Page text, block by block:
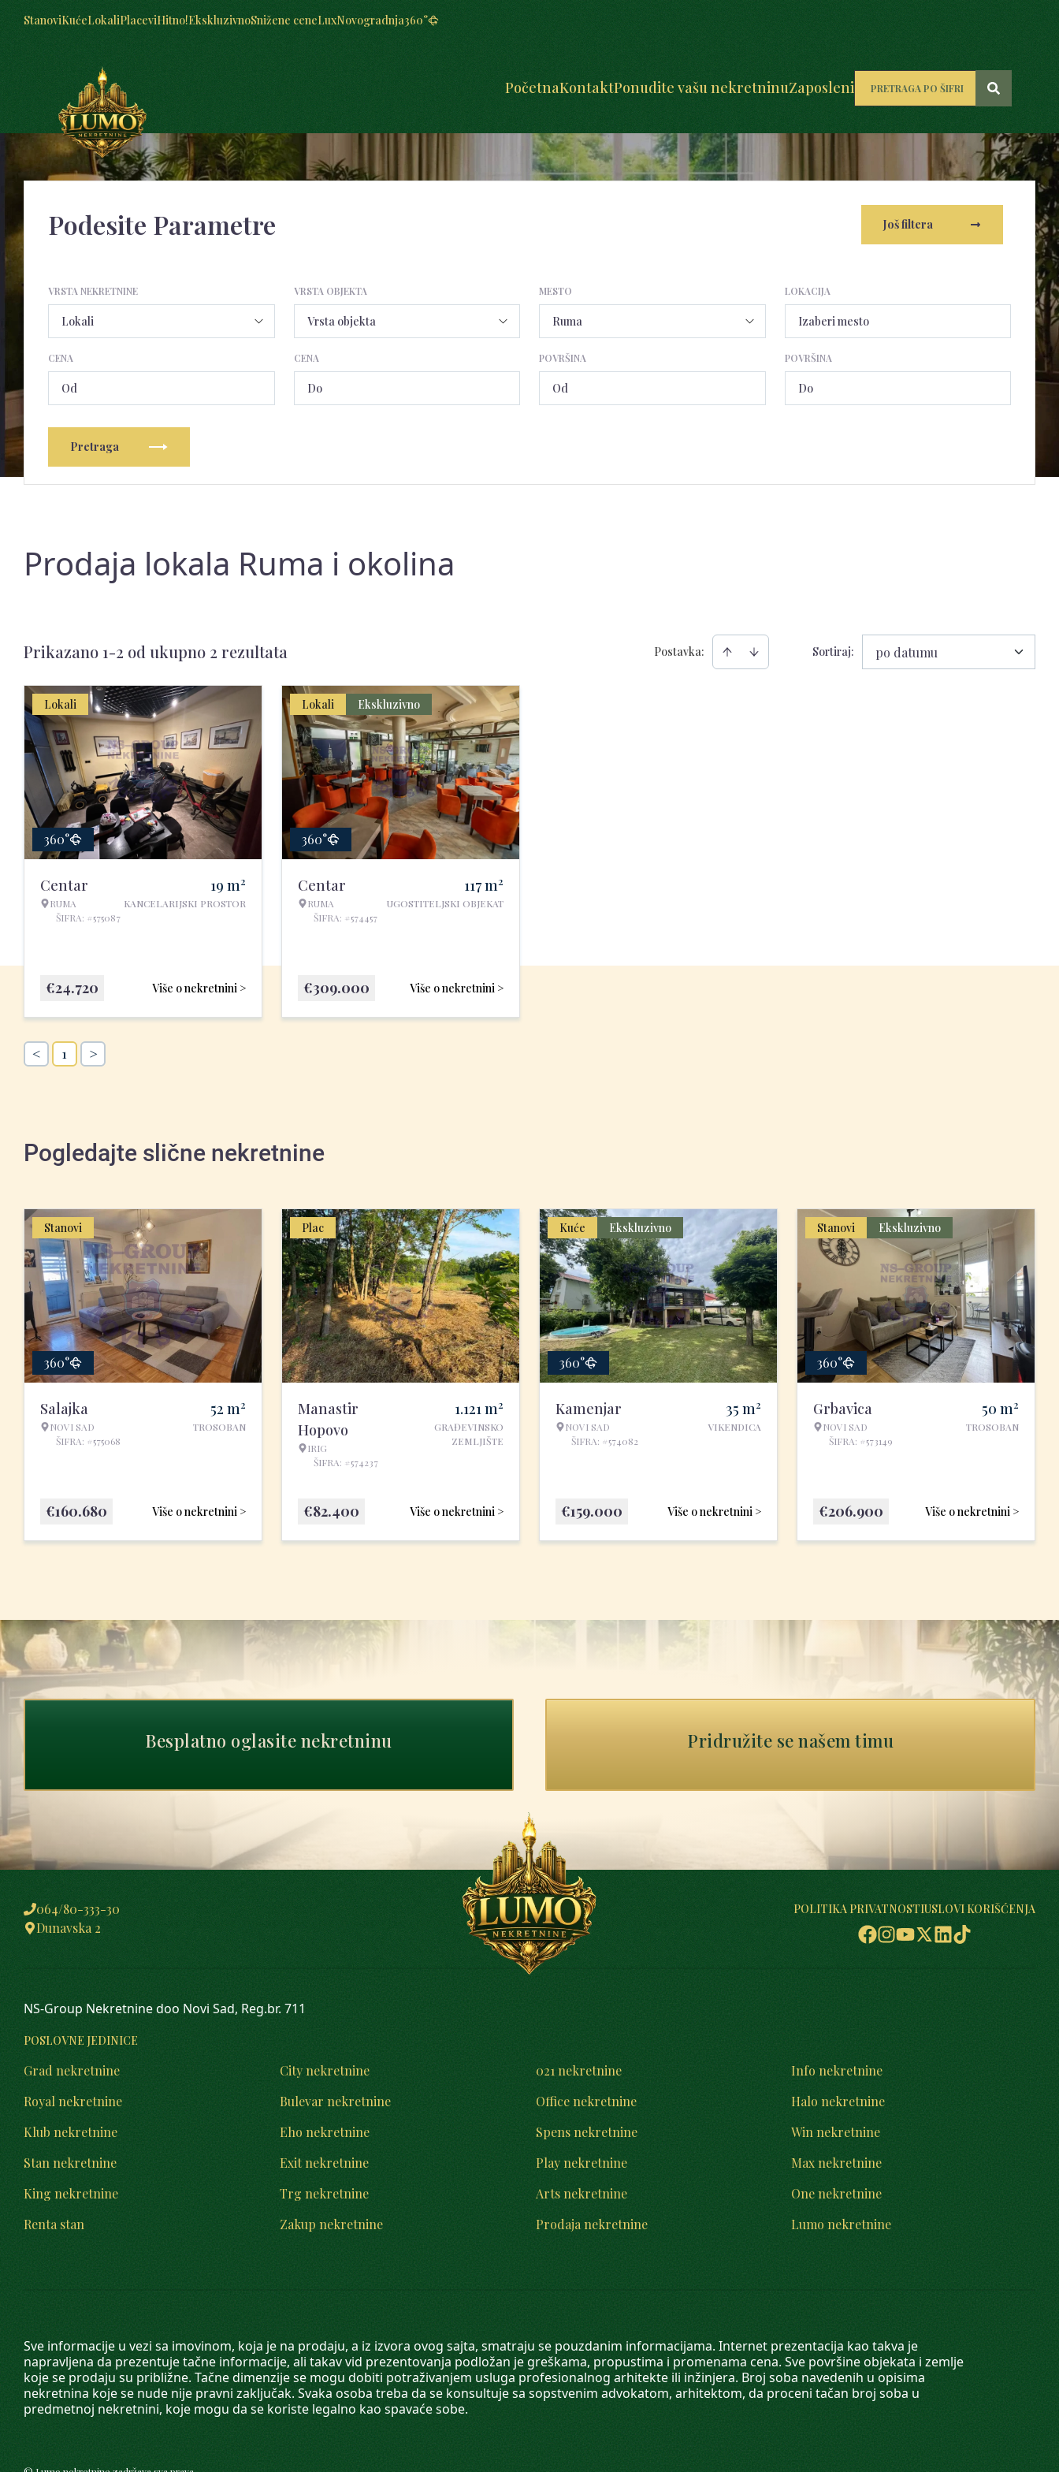
StanoviKućeLokaliPlaceviHitno!EkskluzivnoSnižene ceneLuxNovogradnja360°
PočetnaKontaktPonudite vašu nekretninuZaposleni
Podesite Parametre Još filtera
VRSTA NEKRETNINE VRSTA OBJEKTA MESTO LOKACIJA
Izaberi mesto
CENA CENA POVRŠINA POVRŠINA
Pretraga
Prodaja lokala Ruma i okolina
Prikazano 1-2 od ukupno 2 rezultata Postavka: Sortiraj: po datumu
Lokali
360°
Centar
RUMA
ŠIFRA: #575087
19 m2
KANCELARIJSKI PROSTOR
Više o nekretnini >
€24.720
Lokali Ekskluzivno
360°
Centar
RUMA
ŠIFRA: #574457
117m2
UGOSTITELJSKI OBJEKAT
Više o nekretnini >
€309.000
< 1 >
Pogledajte slične nekretnine
Stanovi
360°
Salajka
NOVI SAD
ŠIFRA: #575068
52 m2
TROSOBAN
Više o nekretnini >
€160.680
Plac
Manastir
Hopovo
IRIG
ŠIFRA: #574237
1.121m2
GRAĐEVINSKO
ZEMLJIŠTE
Više o nekretnini >
€82.400
Kuće Ekskluzivno
360°
Kamenjar
NOVI SAD
ŠIFRA: #574082
35 m2
VIKENDICA
Više o nekretnini >
€159.000
Stanovi Ekskluzivno
360°
Grbavica
NOVI SAD
ŠIFRA: #573149
50 m2
TROSOBAN
Više o nekretnini >
€206.900
Besplatno oglasite nekretninu Pridružite se našem timu
064/80-333-30
Dunavska 2
POLITIKA PRIVATNOSTIUSLOVI KORIŠĆENJA
Sve informacije u vezi sa imovinom, koja je na prodaju, a iz izvora ovog sajta, smatraju se pouzdanim informacijama. Internet prezentacija kao takva je
napravljena da prezentuje tačne informacije, ali takav vid prezentovanja podložan je greškama, propustima i promenama cena. Sve površine objekata i zemlje
koje se prodaju su približne. Tačne dimenzije se mogu dobiti potraživanjem usluga profesionalnog arhitekte ili inžinjera. Broj soba navedenih u opisima
nekretnina koje se nude nije pravni zaključak. Svaka osoba treba da se konsultuje sa sopstvenim advokatom, arhitektom, da proceni tačan broj soba u
predmetnoj nekretnini, koje mogu da se koriste legalno kao spavaće sobe.
NS-Group Nekretnine doo Novi Sad, Reg.br. 711
POSLOVNE JEDINICE
Grad nekretnine City nekretnine 021 nekretnine
Info nekretnine
Royal nekretnine
Bulevar nekretnine Office nekretnine
Halo nekretnine
Klub nekretnine
Eho nekretnine Spens nekretnine
Win nekretnine
Stan nekretnine
Exit nekretnine Play nekretnine
Max nekretnine
King nekretnine
Trg nekretnine Arts nekretnine
One nekretnine
Renta stan
Zakup nekretnine Prodaja nekretnine Lumo nekretnine